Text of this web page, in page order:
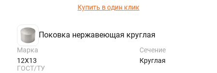
Купить в один клик
Поковка нержавеющая круглая
Марка
12Х13
Сечение
Круглая
ГОСТ/ТУ